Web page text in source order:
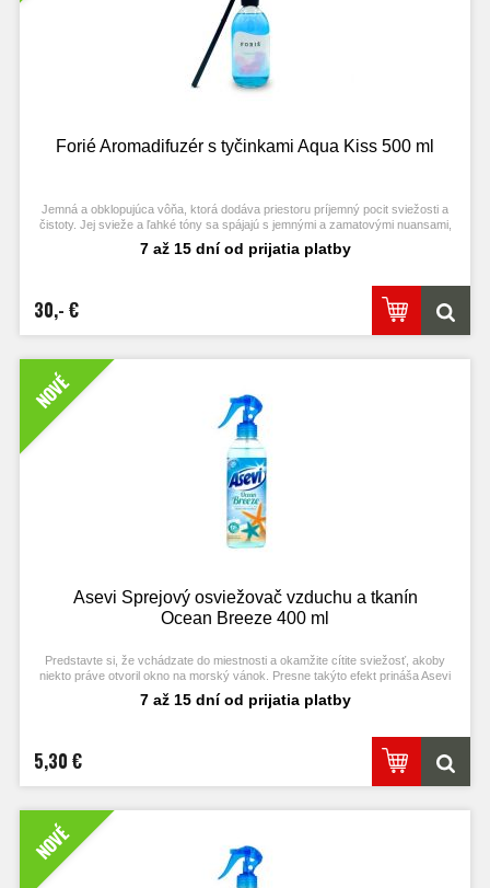
Forié Aromadifuzér s tyčinkami Aqua Kiss 500 ml
Jemná a obklopujúca vôňa, ktorá dodáva priestoru príjemný pocit sviežosti a
čistoty. Jej svieže a ľahké tóny sa spájajú s jemnými a zamatovými nuansami,
čím vytvárajú harmonickú vôňu pripomínajúcu sviežosť vody a čistotu práve
vypraných tkanín.
7 až 15 dní od prijatia platby
30,- €
NOVÉ
Asevi Sprejový osviežovač vzduchu a tkanín
Ocean Breeze 400 ml
Predstavte si, že vchádzate do miestnosti a okamžite cítite sviežosť, akoby
niekto práve otvoril okno na morský vánok. Presne takýto efekt prináša Asevi
Ocean Breeze – ľahký, bezplynový osviežovač vzduchu, ktorý môžete používať
ako v miestnostiach, tak aj priamo na tkaniny.
7 až 15 dní od prijatia platby
5,30 €
NOVÉ